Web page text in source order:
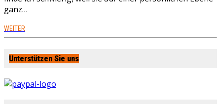
ganz…
WEITER
Unterstützen Sie uns